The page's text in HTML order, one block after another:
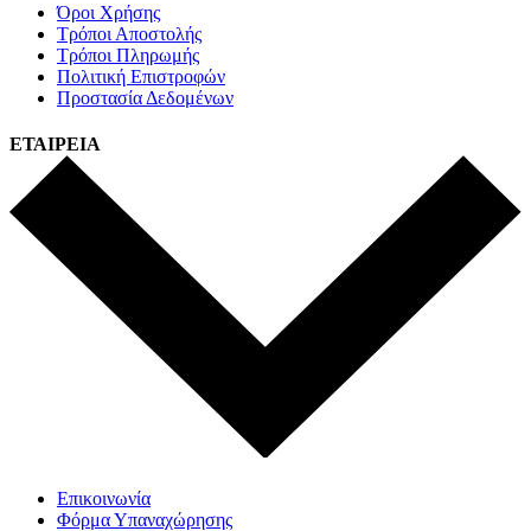
Όροι Χρήσης
Τρόποι Αποστολής
Τρόποι Πληρωμής
Πολιτική Επιστροφών
Προστασία Δεδομένων
ΕΤΑΙΡΕΙΑ
Επικοινωνία
Φόρμα Υπαναχώρησης